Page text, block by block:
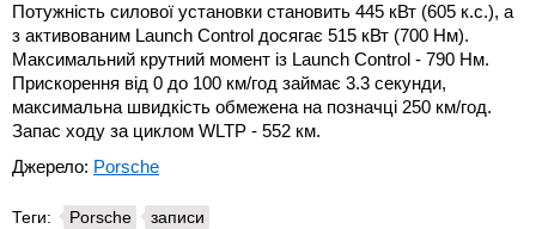
Потужність силової установки становить 445 кВт (605 к.с.), а
з активованим Launch Control досягає 515 кВт (700 Нм).
Максимальний крутний момент із Launch Control - 790 Нм.
Прискорення від 0 до 100 км/год займає 3.3 секунди,
максимальна швидкість обмежена на позначці 250 км/год.
Запас ходу за циклом WLTP - 552 км.
Джерело: Porsche
Теги: Porsche записи